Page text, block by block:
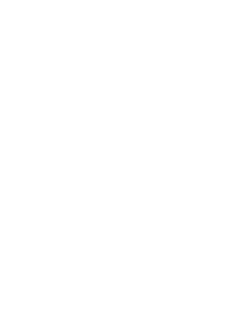
pour participer